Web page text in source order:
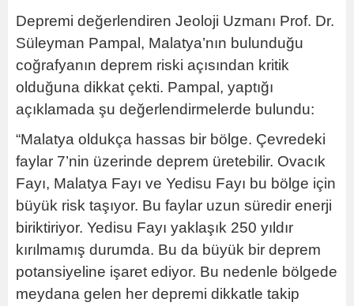
Depremi değerlendiren Jeoloji Uzmanı Prof. Dr.
Süleyman Pampal, Malatya’nın bulunduğu
coğrafyanın deprem riski açısından kritik
olduğuna dikkat çekti. Pampal, yaptığı
açıklamada şu değerlendirmelerde bulundu:
“Malatya oldukça hassas bir bölge. Çevredeki
faylar 7’nin üzerinde deprem üretebilir. Ovacık
Fayı, Malatya Fayı ve Yedisu Fayı bu bölge için
büyük risk taşıyor. Bu faylar uzun süredir enerji
biriktiriyor. Yedisu Fayı yaklaşık 250 yıldır
kırılmamış durumda. Bu da büyük bir deprem
potansiyeline işaret ediyor. Bu nedenle bölgede
meydana gelen her depremi dikkatle takip